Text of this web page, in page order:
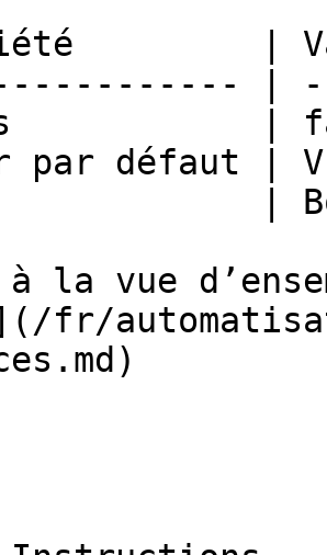
|
|
|
par défaut |
|
à la vue
fr/